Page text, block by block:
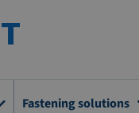
Fastening solutions